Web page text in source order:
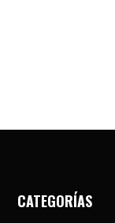
CATEGORÍAS